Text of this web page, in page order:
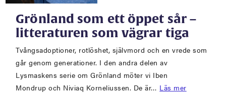
Grönland som ett öppet sår –
litteraturen som vägrar tiga
Tvångsadoptioner, rotlöshet, självmord och en vrede som
går genom generationer. I den andra delen av
Lysmaskens serie om Grönland möter vi Iben
Mondrup och Niviaq Korneliussen. De är… Läs mer